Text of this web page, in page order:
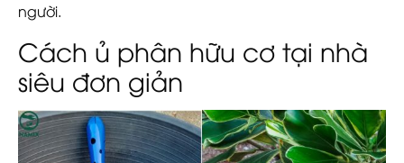
người.
Cách ủ phân hữu cơ tại nhà
siêu đơn giản